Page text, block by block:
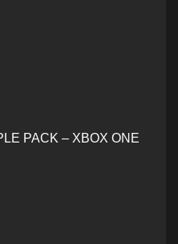
PACK – XBOX ONE